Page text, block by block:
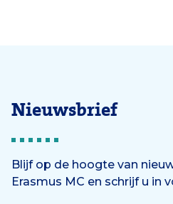
Nieuwsbrief
Blijf op de hoogte van
Erasmus MC en schrijf u in